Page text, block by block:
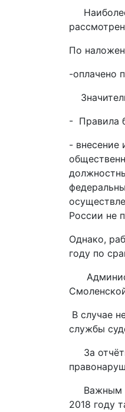
Наиболее
По
-оплачено
- Правила
- внесение
России не
Однако,
году по
В случае
службы
За
Важным
2018 году